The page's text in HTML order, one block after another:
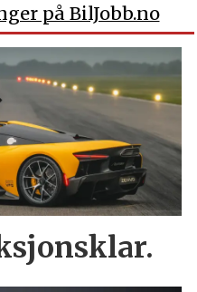
på BilJobb.no